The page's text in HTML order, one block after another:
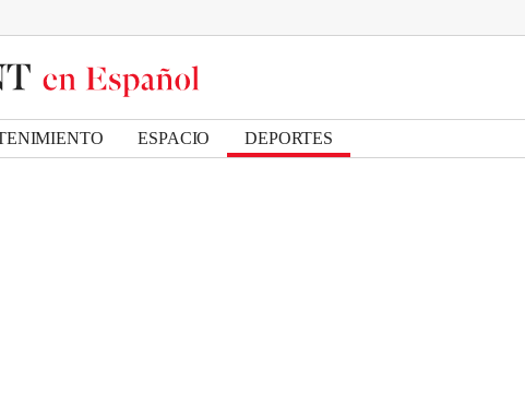
ESPACIO DEPORTES